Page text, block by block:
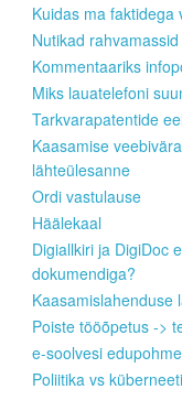
Kuidas ma faktidega
Nutikad rahvamassid
Kommentaariks
Miks lauatelefoni
Tarkvarapatentide
Kaasamise
lähteülesanne
Ordi vastulause
Häälekaal
Digiallkiri ja DigiDoc
dokumendiga?
Kaasamislahenduse
Poiste tööõpetus ->
e-soolvesi
Poliitika vs